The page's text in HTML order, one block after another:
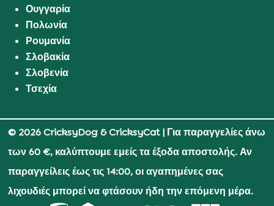
Ουγγαρία
Πολωνία
Ρουμανία
Σλοβακία
Σλοβενία
Τσεχία
© 2026 CricksyDog & CricksyCat| Για παραγγελίες άνω
των 60 €, καλύπτουμε εμείς τα έξοδα αποστολής. Αν
παραγγείλεις έως τις 14:00, οι αγαπημένες σας
λιχουδιές μπορεί να φτάσουν ήδη την επόμενη μέρα.